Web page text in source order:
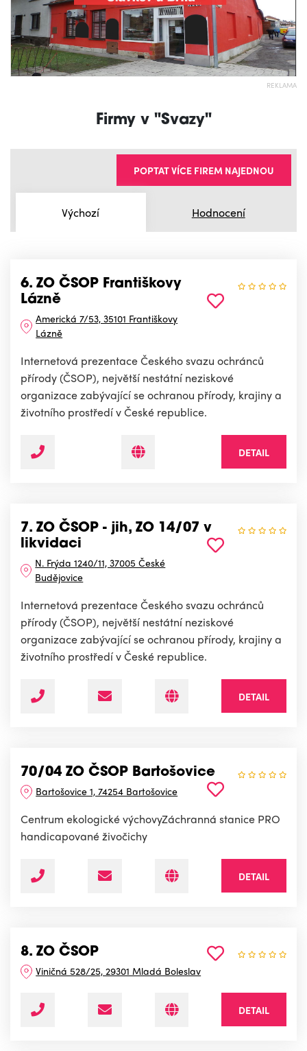
REKLAMA
Firmy v "Svazy"
Výchozí Hodnocení
POPTAT VÍCE FIREM NAJEDNOU
6. ZO ČSOP Františkovy
Lázně
Americká 7/53, 35101 Františkovy
Lázně
Internetová prezentace Českého svazu ochránců
přírody (ČSOP), největší nestátní neziskové
organizace zabývající se ochranou přírody, krajiny a
životního prostředí v České republice.
DETAIL
7. ZO ČSOP - jih, ZO 14/07 v
likvidaci
N. Frýda 1240/11, 37005 České
Budějovice
Internetová prezentace Českého svazu ochránců
přírody (ČSOP), největší nestátní neziskové
organizace zabývající se ochranou přírody, krajiny a
životního prostředí v České republice.
DETAIL
70/04 ZO ČSOP Bartošovice
Bartošovice 1, 74254 Bartošovice
Centrum ekologické výchovyZáchranná stanice PRO
handicapované živočichy
DETAIL
8. ZO ČSOP
Viničná 528/25, 29301 Mladá Boleslav
DETAIL